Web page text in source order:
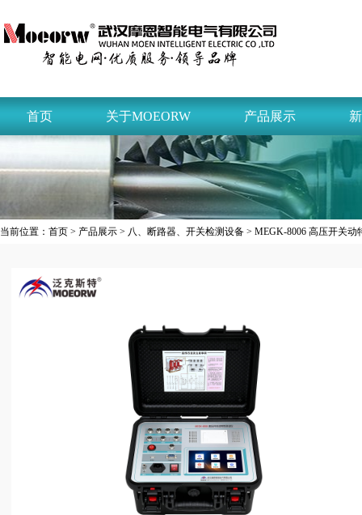
首页 关于MOEORW 产品展示
当前位置： 首页 > 产品展示 > 八、断路器、开关检测设备 > MEGK-8006 高压开关动